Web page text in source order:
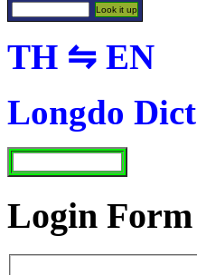
TH ⇋ EN
Longdo Dict
Login Form